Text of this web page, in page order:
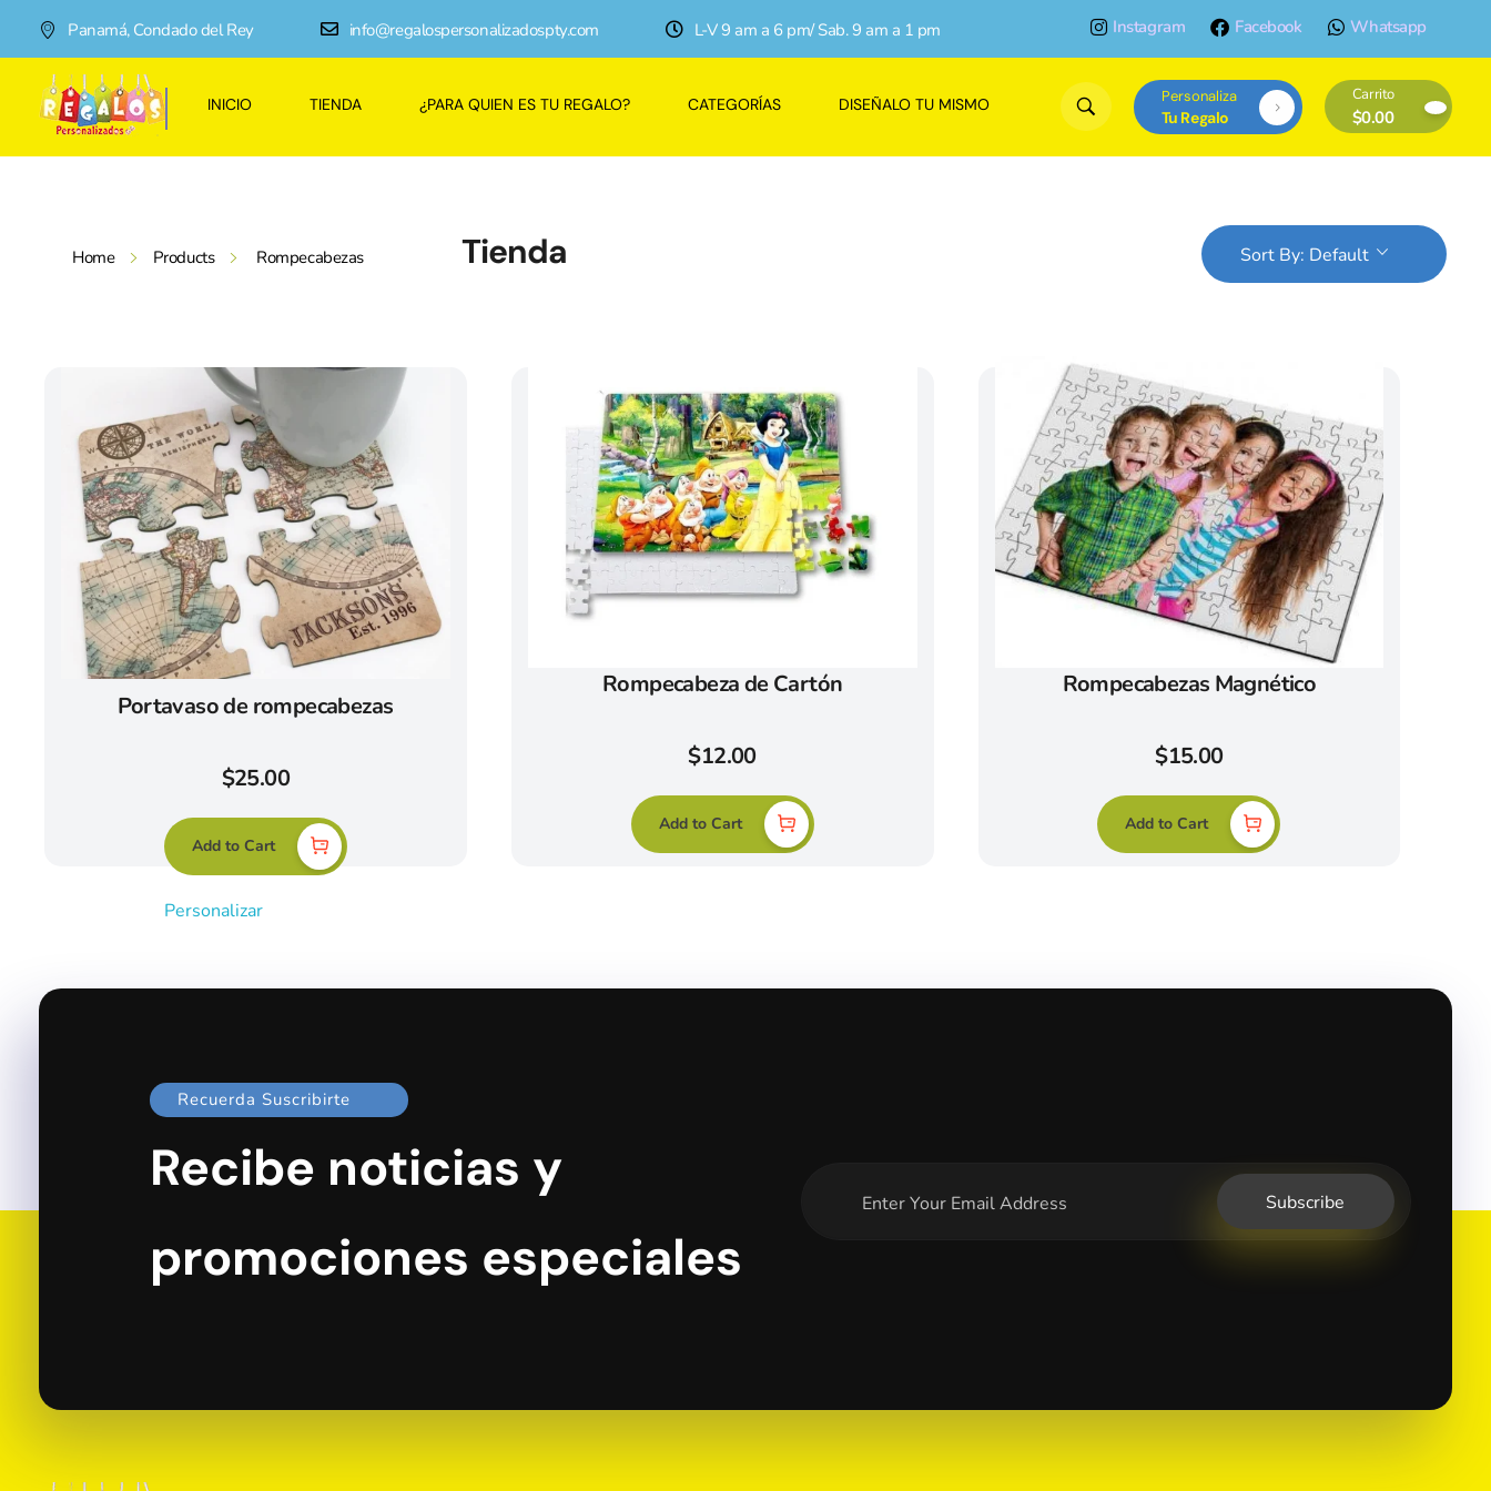
Panamá, Condado del Rey info@regalospersonalizadospty.com L-V 9 am a 6 pm/ Sab. 9 am a 1 pm Instagram Facebook Whatsapp
Regalos Personalizados Panamá
INICIO TIENDA ¿PARA QUIEN ES TU REGALO? CATEGORÍAS DISEÑALO TU MISMO Personaliza
Tu Regalo
Carrito
$0.00
Home Products Rompecabezas Tienda Sort By: Default
Portavaso de rompecabezas
$25.00
Add to Cart
Personalizar
Rompecabeza de Cartón
$12.00
Add to Cart
Rompecabezas Magnético
$15.00
Add to Cart
Recuerda Suscribirte
Recibe noticias y
promociones especiales